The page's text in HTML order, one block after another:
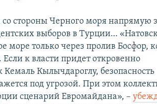
стороны Черного моря напрямую
выборов в Турции…
море только через пролив Босфор,
к власти придет откровенно
Кылычдароглу, безопасность
под угрозой. При этом
сценарий Евромайдана», –